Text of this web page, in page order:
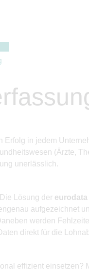
in jedem
(Ärzte,
unerlässlich.
Lösung der eurodata
aufgezeichnet
werden
direkt für die
effizient einsetzen?